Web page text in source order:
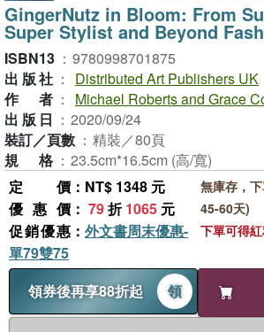
GingerNutz in Bloom: From
Super Stylist and Beyond
ISBN13 ： 9780998701875
出版社 ：
Distributed Art Publishers UK
作者 ：
Michael Roberts and Grace
出版日 ： 2020/09/24
裝訂／頁數 ： 精裝／80頁
規格 ： 23.5cm*16.5cm (高/寬)
定價 ：NT$ 1348 元
優惠價 ： 79折1065 元
促銷優惠 ： 外文書周末優惠-
單79雙75
領券後再享88折起
領
無庫存，
45-60天)
下單可得